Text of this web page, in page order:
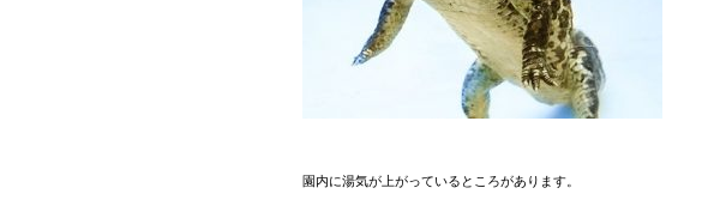
園内に湯気が上がっているところがあります。